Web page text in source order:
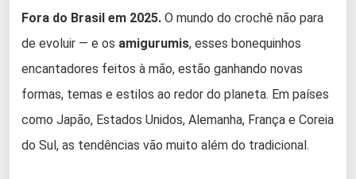
Fora do Brasil em 2025. O mundo do crochê não para
de evoluir — e os amigurumis, esses bonequinhos
encantadores feitos à mão, estão ganhando novas
formas, temas e estilos ao redor do planeta. Em países
como Japão, Estados Unidos, Alemanha, França e Coreia
do Sul, as tendências vão muito além do tradicional.